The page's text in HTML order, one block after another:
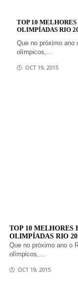
TOP 10
OLIMPÍADAS RIO
Que no próximo ano
olímpicos,...
🕐 OCT 19, 2015
TOP 10 MELHORES
OLIMPÍADAS RIO
Que no próximo ano o
olímpicos,...
🕐 OCT 19, 2015